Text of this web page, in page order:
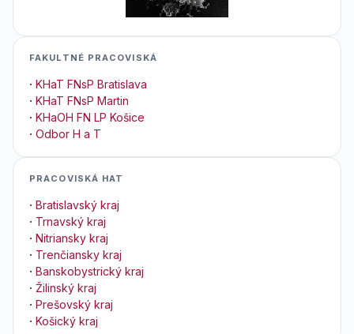
FAKULTNÉ PRACOVISKÁ
· KHaT FNsP Bratislava
· KHaT FNsP Martin
· KHaOH FN LP Košice
· Odbor H a T
PRACOVISKÁ HAT
· Bratislavský kraj
· Trnavský kraj
· Nitriansky kraj
· Trenčiansky kraj
· Banskobystrický kraj
· Žilinský kraj
· Prešovský kraj
· Košický kraj